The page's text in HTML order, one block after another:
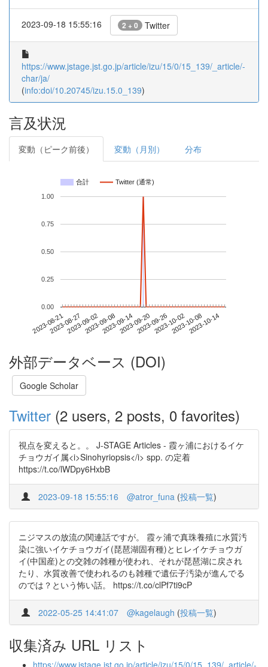
2023-09-18 15:55:16 2 + 0 Twitter
https://www.jstage.jst.go.jp/article/izu/15/0/15_139/_article/-
char/ja/
(info:doi/10.20745/izu.15.0_139)
言及状況
変動（ピーク前後） 変動（月別） 分布
合計 Twitter (通常)
2023-08-212023-08-272023-09-022023-09-082023-09-142023-09-202023-09-262023-10-022023-10-082023-10-14
0.00
0.25
0.50
0.75
1.00
外部データベース (DOI)
Google Scholar
Twitter (2 users, 2 posts, 0 favorites)
視点を変えると。。 J-STAGE Articles - 霞ヶ浦におけるイケ
チョウガイ属<i>Sinohyriopsis</i> spp. の定着
https://t.co/lWDpy6HxbB
2023-09-18 15:55:16 @atror_funa (投稿一覧)
ニジマスの放流の関連話ですが。 霞ヶ浦で真珠養殖に水質汚
染に強いイケチョウガイ(琵琶湖固有種)とヒレイケチョウガ
イ(中国産)との交雑の雑種が使われ、それが琵琶湖に戻され
たり、水質改善で使われるのも雑種で遺伝子汚染が進んでる
のでは？という怖い話。 https://t.co/clPf7ti9cP
2022-05-25 14:41:07 @kagelaugh (投稿一覧)
収集済み URL リスト
https://www.jstage.jst.go.jp/article/izu/15/0/15_139/_article/-